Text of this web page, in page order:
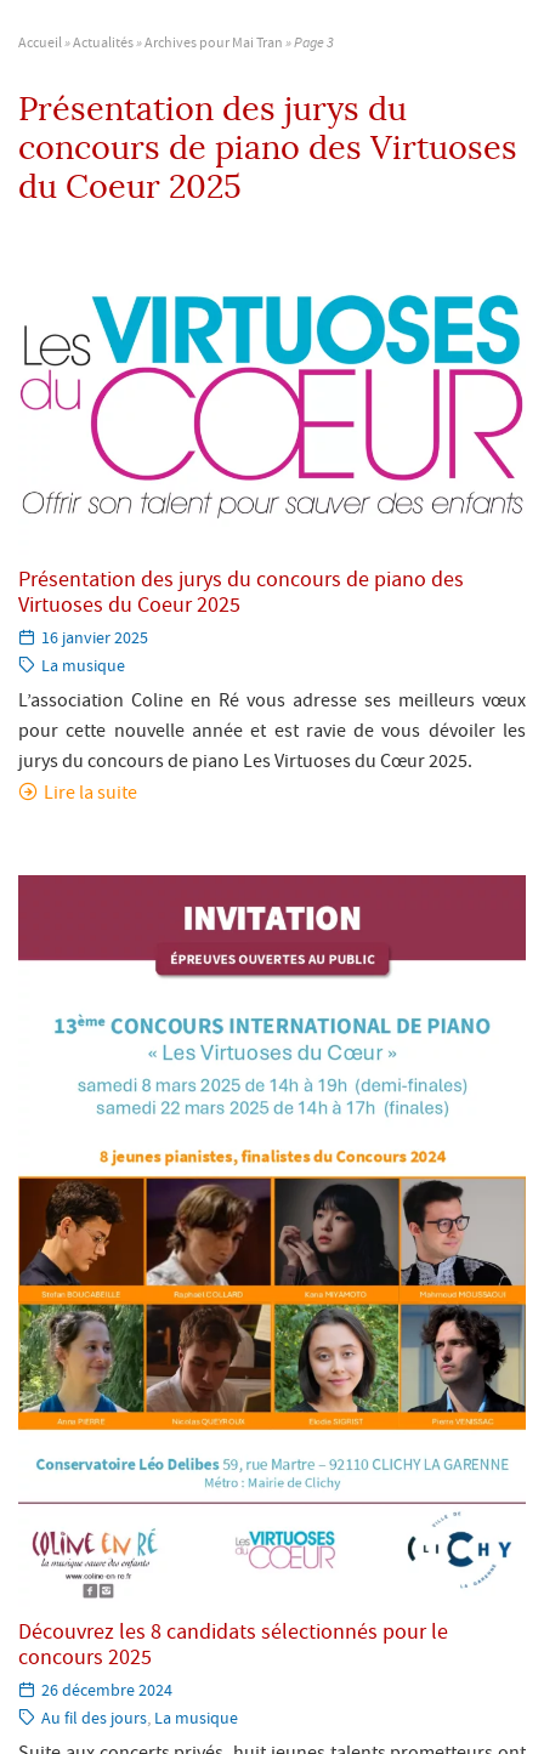
Accueil»Actualités»Archives pour Mai Tran »Page 3
Présentation des jurys du
concours de piano des Virtuoses
du Coeur 2025
Présentation des jurys du concours de piano des
Virtuoses du Coeur 2025
Paru
le:
16 janvier 2025
Catégorie:
La musique
L’association Coline en Ré vous adresse ses meilleurs vœux
pour cette nouvelle année et est ravie de vous dévoiler les
jurys du concours de piano Les Virtuoses du Cœur 2025.
Lire la suite
Découvrez les 8 candidats sélectionnés pour le
concours 2025
Paru
le:
26 décembre 2024
Catégorie:
Au fil des jours, La musique